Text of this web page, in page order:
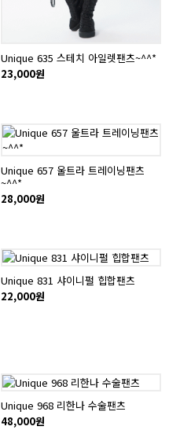
Unique 635 스테치 아일렛팬츠~^^*
23,000원
Unique 657 울트라 트레이닝팬츠
~^^*
28,000원
Unique 831 샤이니펄 힙합팬츠
22,000원
Unique 968 리한나 수술팬츠
48,000원